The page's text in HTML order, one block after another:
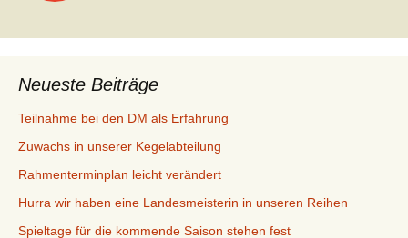
Neueste Beiträge
Teilnahme bei den DM als Erfahrung
Zuwachs in unserer Kegelabteilung
Rahmenterminplan leicht verändert
Hurra wir haben eine Landesmeisterin in unseren Reihen
Spieltage für die kommende Saison stehen fest